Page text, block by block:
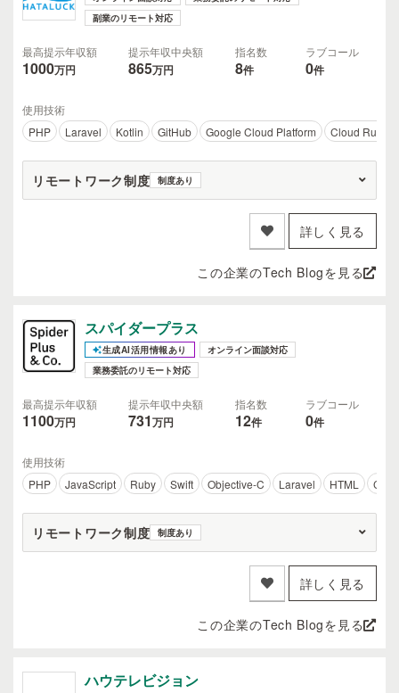
副業のリモート対応
最高提示年収額
1000万円
提示年収中央額
865万円
指名数
8件
ラブコール
0件
使用技術
PHP
Laravel Kotlin GitHub Google Cloud Platform Cloud Run
リモートワーク制度 制度あり
詳しく見る
この企業のTech Blogを見る
スパイダープラス
生成AI活用情報あり
オンライン面談対応
業務委託のリモート対応
最高提示年収額
1100万円
提示年収中央額
731万円
指名数
12件
ラブコール
0件
使用技術
PHP
JavaScript Ruby Swift Objective-C Laravel HTML CSS
リモートワーク制度 制度あり
詳しく見る
この企業のTech Blogを見る
ハウテレビジョン